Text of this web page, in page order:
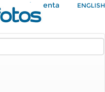
Mi Cuenta ENGLISH